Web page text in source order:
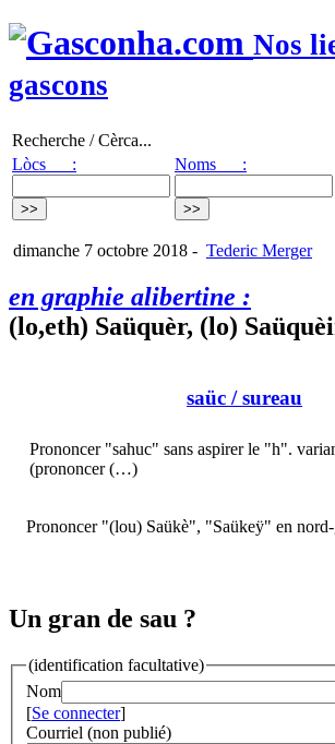
Nos
gascons
Recherche / Cèrca...
Lòcs :
Noms :
dimanche 7 octobre 2018 - Tederic Merger
en graphie alibertine :
(lo,eth) Saüquèr, (lo)
saüc / sureau
Prononcer "sahuc" sans aspirer le "h".
(prononcer (…)
Prononcer "(lou) Saükè", "Saükeÿ" en nord-
Un gran de sau ?
(identification facultative)
Nom
[Se connecter]
Courriel (non publié)